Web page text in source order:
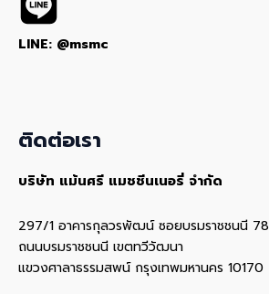
LINE: @msmc
ติดต่อเรา
บริษัท แม้นศรี แมชชีนเนอรี่ จำกัด
297/1 อาคารกุลวรพัฒน์ ซอยบรมราชชนนี 78
ถนนบรมราชชนนี เขตทวีวัฒนา
แขวงศาลาธรรมสพน์ กรุงเทพมหานคร 10170